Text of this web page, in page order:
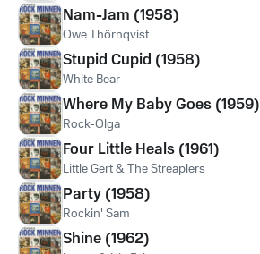
Nam-Jam (1958)
Owe Thörnqvist
Stupid Cupid (1958)
White Bear
Where My Baby Goes (1959)
Rock-Olga
Four Little Heals (1961)
Little Gert & The Streaplers
Party (1958)
Rockin' Sam
Shine (1962)